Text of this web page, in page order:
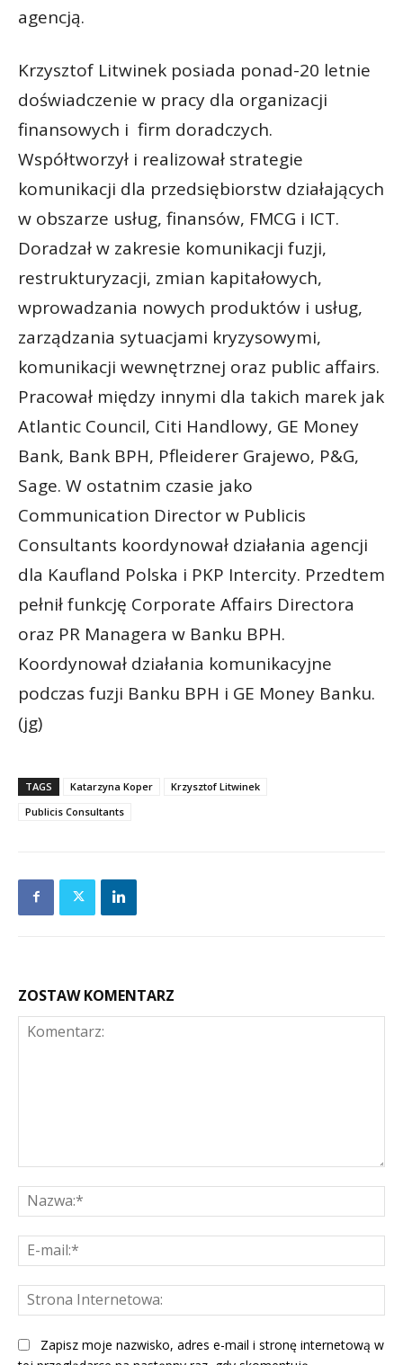
agencją.
Krzysztof Litwinek posiada ponad-20 letnie
doświadczenie w pracy dla organizacji
finansowych i firm doradczych.
Współtworzył i realizował strategie
komunikacji dla przedsiębiorstw działających
w obszarze usług, finansów, FMCG i ICT.
Doradzał w zakresie komunikacji fuzji,
restrukturyzacji, zmian kapitałowych,
wprowadzania nowych produktów i usług,
zarządzania sytuacjami kryzysowymi,
komunikacji wewnętrznej oraz public affairs.
Pracował między innymi dla takich marek jak
Atlantic Council, Citi Handlowy, GE Money
Bank, Bank BPH, Pfleiderer Grajewo, P&G,
Sage. W ostatnim czasie jako
Communication Director w Publicis
Consultants koordynował działania agencji
dla Kaufland Polska i PKP Intercity. Przedtem
pełnił funkcję Corporate Affairs Directora
oraz PR Managera w Banku BPH.
Koordynował działania komunikacyjne
podczas fuzji Banku BPH i GE Money Banku.
(jg)
TAGS Katarzyna Koper
Krzysztof Litwinek
Publicis Consultants
ZOSTAW KOMENTARZ
Zapisz moje nazwisko, adres e-mail i stronę internetową w